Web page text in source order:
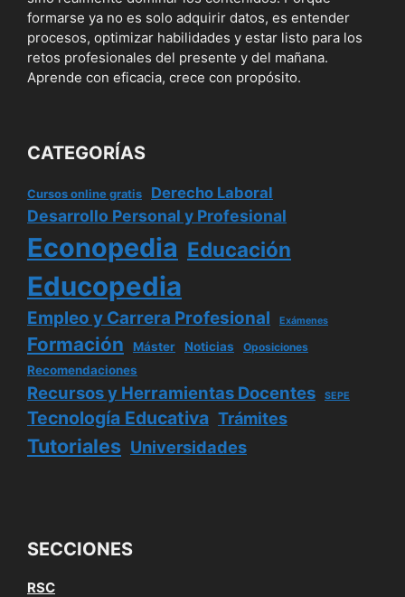
formarse ya no es solo adquirir datos, es entender
procesos, optimizar habilidades y estar listo para los
retos profesionales del presente y del mañana.
Aprende con eficacia, crece con propósito.
CATEGORÍAS
Cursos online gratis Derecho Laboral
Desarrollo Personal y Profesional
Econopedia Educación
Educopedia
Empleo y Carrera Profesional Exámenes
Formación Máster Noticias Oposiciones
Recomendaciones
Recursos y Herramientas Docentes SEPE
Tecnología Educativa Trámites
Tutoriales Universidades
SECCIONES
RSC